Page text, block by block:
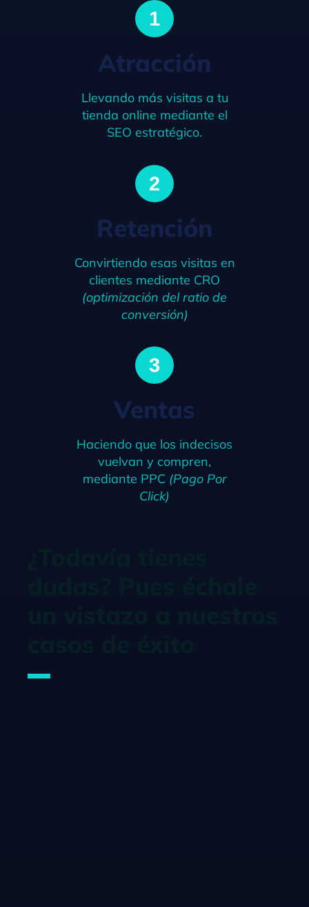
1
Atracción
Llevando más visitas a tu
tienda online mediante el
SEO estratégico.
2
Retención
Convirtiendo esas visitas en
clientes mediante CRO
(optimización del ratio de
conversión)
3
Ventas
Haciendo que los indecisos
vuelvan y compren,
mediante PPC (Pago Por
Click)